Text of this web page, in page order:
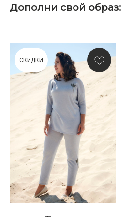
Дополни свой образ:
СКИДКИ
ПОДАРОЧНАЯ КАРТА
Что может быть лучше подарка,
сделанного с любовью, теплом
и рассчитанного на долгие годы?
КУПИТЬ КАРТУ
Скидка 10% за подписку
на Телеграм канал